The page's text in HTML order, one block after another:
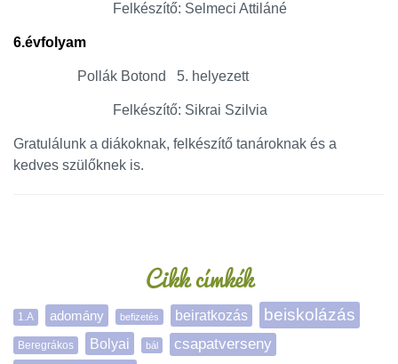
Felkészítő: Selmeci Attiláné
6.évfolyam
Pollák Botond 5. helyezett
Felkészítő: Sikrai Szilvia
Gratulálunk a diákoknak, felkészítő tanároknak és a
kedves szülőknek is.
Cikk címkék
1.A adomány befizetés beiratkozás beiskolázás
Beregrákos Bolyai bál csapatverseny